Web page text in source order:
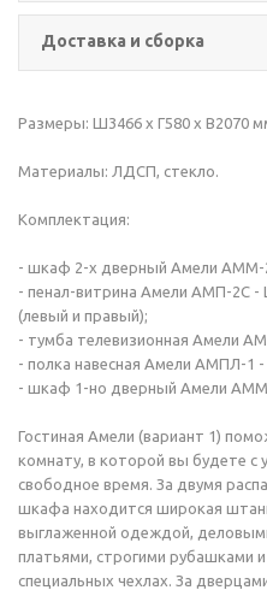
Доставка и сборка
Размеры: Ш3466 х Г580 х В2070
Материалы: ЛДСП, стекло.
Комплектация:
- шкаф 2-х дверный Амели АММ-
- пенал-витрина Амели АМП-2С -
(левый и правый);
- тумба телевизионная Амели
- полка навесная Амели АМПЛ-1
- шкаф 1-но дверный Амели
Гостиная Амели (вариант 1)
комнату, в которой вы будете с
свободное время. За двумя
шкафа находится широкая
выглаженной одеждой,
платьями, строгими рубашками
специальных чехлах. За